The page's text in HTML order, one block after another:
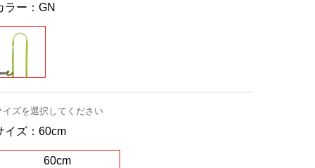
ラー： GN
イズを選択してください
イズ： 60cm
60cm